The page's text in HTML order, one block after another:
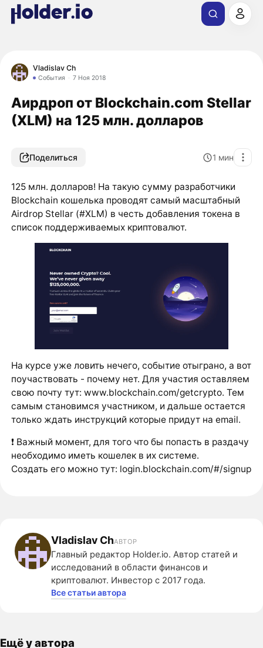
Vladislav Ch
События 7 Ноя 2018
Аирдроп от Blockchain.com Stellar
(XLM) на 125 млн. долларов
Поделиться 1 мин
125 млн. долларов! На такую сумму разработчики
Blockchain кошелька проводят самый масштабный
Airdrop Stellar (#XLM) в честь добавления токена в
список поддерживаемых криптовалют.
На курсе уже ловить нечего, событие отыграно, а вот
поучаствовать - почему нет. Для участия оставляем
свою почту тут: www.blockchain.com/getcrypto. Тем
самым становимся участником, и дальше остается
только ждать инструкций которые придут на email.
❗️ Важный момент, для того что бы попасть в раздачу
необходимо иметь кошелек в их системе.
Создать его можно тут: login.blockchain.com/#/signup
Vladislav ChАВТОР
Главный редактор Holder.io. Автор статей и
исследований в области финансов и
криптовалют. Инвестор с 2017 года.
Все статьи автора
Ещё у автора